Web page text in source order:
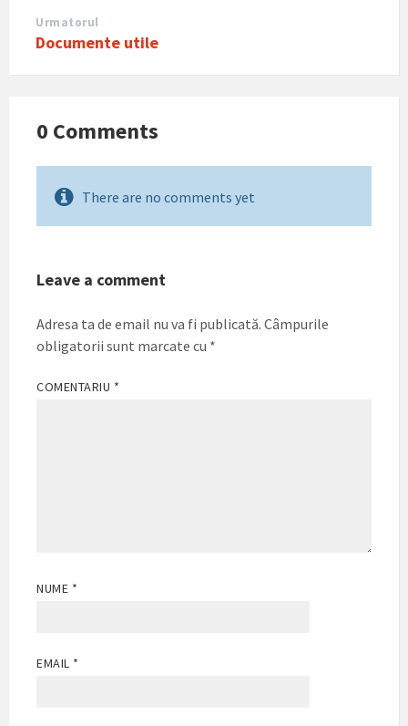
Urmatorul
Documente utile
0 Comments
There are no comments yet
Leave a comment
Adresa ta de email nu va fi publicată. Câmpurile
obligatorii sunt marcate cu *
COMENTARIU *
NUME *
EMAIL *